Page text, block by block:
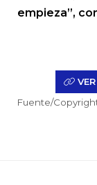
empieza”,
VER
Fuente/